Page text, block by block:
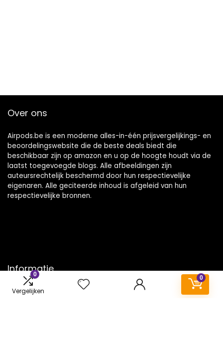
0
Vergelijken
0
Over ons
Airpods.be is een moderne alles-in-één prijsvergelijkings- en
beoordelingswebsite die de beste deals biedt die
beschikbaar zijn op amazon en u op de hoogte houdt via de
laatst toegevoegde blogs. Alle afbeeldingen zijn
auteursrechtelijk beschermd door hun respectievelijke
eigenaren. Alle geciteerde inhoud is afgeleid van hun
respectievelijke bronnen.
Informatie
Contact